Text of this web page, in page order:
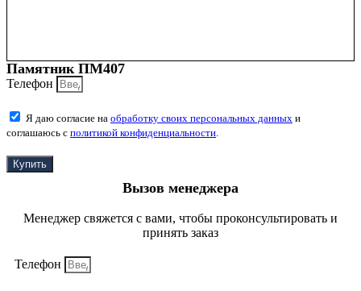
Памятник ПМ407
Телефон
Я даю согласие на обработку своих персональных данных и
соглашаюсь с политикой конфиденциальности
Купить
Вызов менеджера
Менеджер свяжется с вами, чтобы проконсультировать и
принять заказ
Телефон